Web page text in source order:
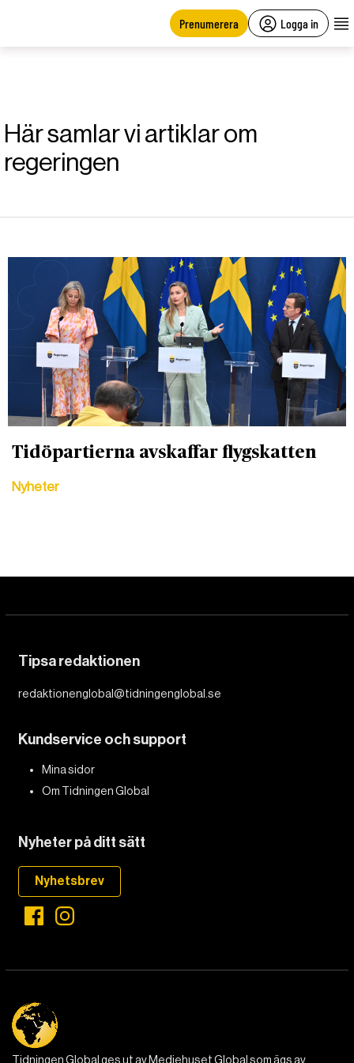
Prenumerera Logga in
Här samlar vi artiklar om
regeringen
Tidöpartierna avskaffar flygskatten
Nyheter
Tipsa redaktionen
redaktionenglobal@tidningenglobal.se
Kundservice och support
Mina sidor
Om Tidningen Global
Nyheter på ditt sätt
Nyhetsbrev
Tidningen Global ges ut av Mediehuset Global som ägs av